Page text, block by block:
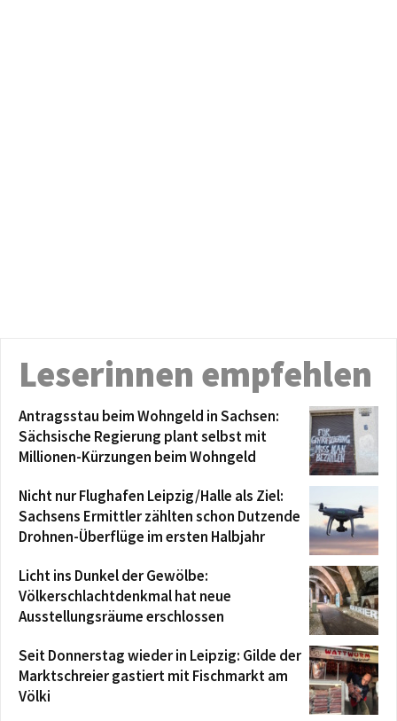
Leserinnen empfehlen
Antragsstau beim Wohngeld in Sachsen:
Sächsische Regierung plant selbst mit
Millionen-Kürzungen beim Wohngeld
Nicht nur Flughafen Leipzig/Halle als Ziel:
Sachsens Ermittler zählten schon Dutzende
Drohnen-Überflüge im ersten Halbjahr
Licht ins Dunkel der Gewölbe:
Völkerschlachtdenkmal hat neue
Ausstellungsräume erschlossen
Seit Donnerstag wieder in Leipzig: Gilde der
Marktschreier gastiert mit Fischmarkt am
Völki